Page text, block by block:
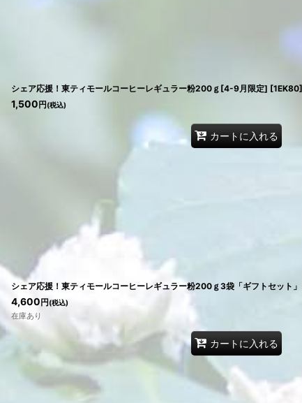
シェア応援！東ティモールコーヒーレギュラー粉200ｇ[4-9月限定] [1EK80]
1,500 円 (税込)
カートに入れる
シェア応援！東ティモールコーヒーレギュラー粉200ｇ3袋「ギフトセット」
4,600 円 (税込)
在庫あり
カートに入れる